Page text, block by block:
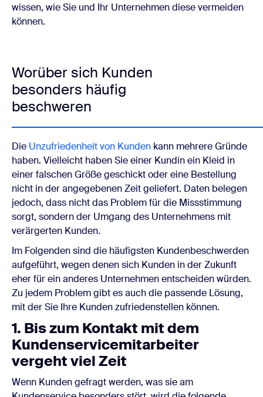
wissen, wie Sie und Ihr Unternehmen diese vermeiden
können.
Worüber sich Kunden
besonders häufig
beschweren
Die Unzufriedenheit von Kunden kann mehrere Gründe
haben. Vielleicht haben Sie einer Kundin ein Kleid in
einer falschen Größe geschickt oder eine Bestellung
nicht in der angegebenen Zeit geliefert. Daten belegen
jedoch, dass nicht das Problem für die Missstimmung
sorgt, sondern der Umgang des Unternehmens mit
verärgerten Kunden.
Im Folgenden sind die häufigsten Kundenbeschwerden
aufgeführt, wegen denen sich Kunden in der Zukunft
eher für ein anderes Unternehmen entscheiden würden.
Zu jedem Problem gibt es auch die passende Lösung,
mit der Sie Ihre Kunden zufriedenstellen können.
1. Bis zum Kontakt mit dem
Kundenservicemitarbeiter
vergeht viel Zeit
Wenn Kunden gefragt werden, was sie am